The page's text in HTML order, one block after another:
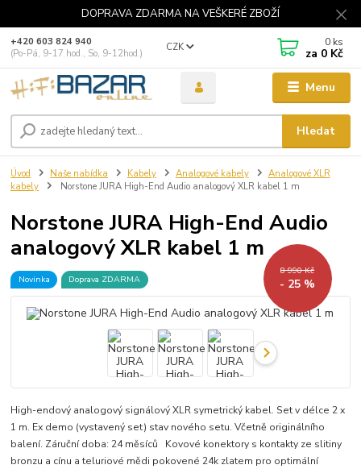
DOPRAVA ZDARMA NA VEŠKERÉ ZBOŽÍ
Menu
CZK
Hledat
+420 603 824 940
(Po-Pá, 9-17 hod., So, 9-12hod.)
0 ks
za 0 Kč
Úvod Naše nabídka Kabely Analogové kabely
Analogové XLR
kabely
Norstone JURA High-End Audio analogový XLR kabel 1 m
Norstone JURA High-End Audio
analogový XLR kabel 1 m
Novinka Doprava ZDARMA
8 990 Kč
- 25 %
High-endový analogový signálový XLR symetrický kabel. Set v délce 2 x
1 m. Ex demo (vystavený set) stav nového setu. Včetně originálního
balení. Záruční doba: 24 měsíců Kovové konektory s kontakty ze slitiny
bronzu a cínu a teluriové mědi pokovené 24k zlatem pro optimální